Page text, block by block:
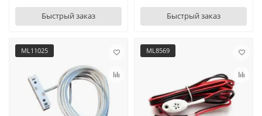
Быстрый заказ Быстрый заказ
ML11025 ML8569